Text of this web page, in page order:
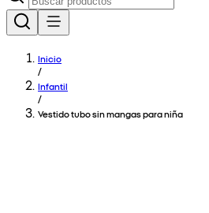
Inicio
/
Infantil
/
Vestido tubo sin mangas para niña